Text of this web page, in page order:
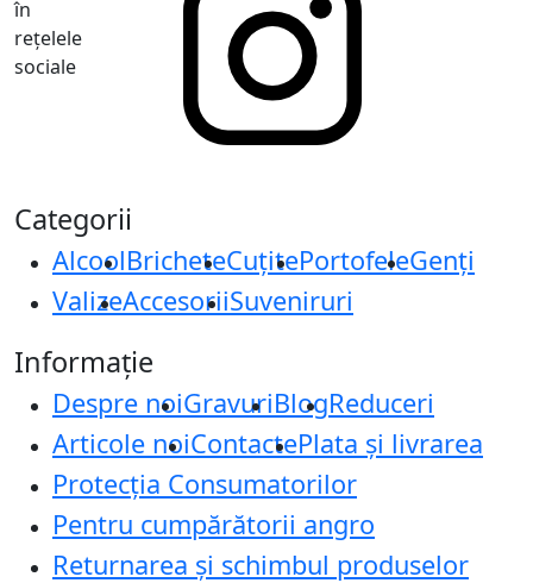
în
rețelele
sociale
Categorii
AlcoolBricheteCuțitePortofeleGenți
ValizeAccesoriiSuveniruri
Informație
Despre noiGravuriBlogReduceri
Articole noiContactePlata și livrarea
Protecţia Consumatorilor
Pentru cumpărătorii angro
Returnarea și schimbul produselor